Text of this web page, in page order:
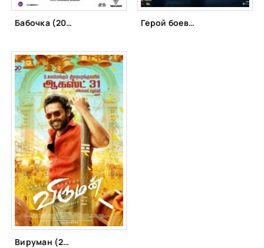
Бабочка (2022) Герой боевиков (2022)
Вируман (2022)